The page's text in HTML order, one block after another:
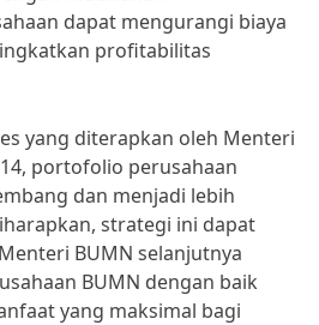
dapat mengurangi biaya
profitabilitas
yang diterapkan oleh Menteri
portofolio perusahaan
dan menjadi lebih
strategi ini dapat
BUMN selanjutnya
BUMN dengan baik
yang maksimal bagi